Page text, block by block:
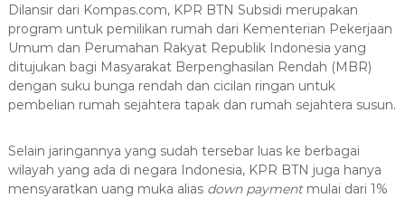
Dilansir dari Kompas.com, KPR BTN Subsidi merupakan
program untuk pemilikan rumah dari Kementerian Pekerjaan
Umum dan Perumahan Rakyat Republik Indonesia yang
ditujukan bagi Masyarakat Berpenghasilan Rendah (MBR)
dengan suku bunga rendah dan cicilan ringan untuk
pembelian rumah sejahtera tapak dan rumah sejahtera susun.
Selain jaringannya yang sudah tersebar luas ke berbagai
wilayah yang ada di negara Indonesia, KPR BTN juga hanya
mensyaratkan uang muka alias down payment mulai dari 1%